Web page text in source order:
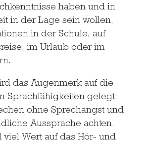
haben und in
in der Lage sein wollen,
in der Schule, auf
im Urlaub oder im
das Augenmerk auf die
Sprachfähigkeiten gelegt:
ohne Sprechangst und
Aussprache achten.
Wert auf das Hör- und